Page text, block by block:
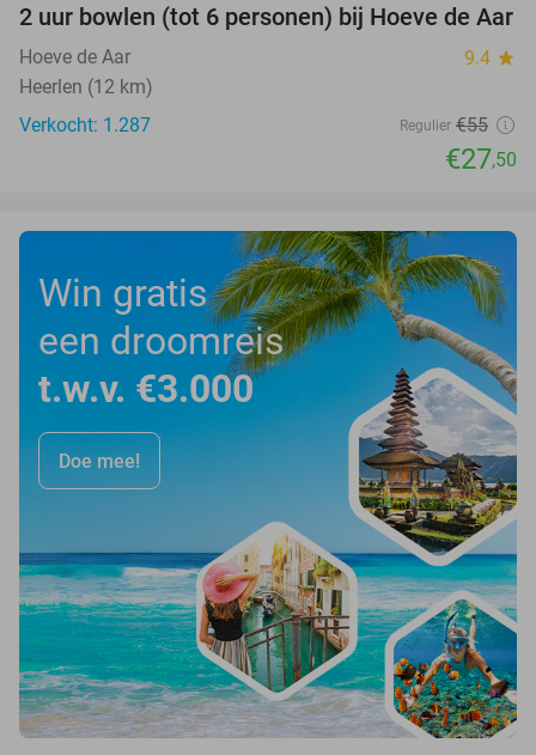
50%
2 uur bowlen (tot 6 personen) bij Hoeve de Aar
Hoeve de Aar 9.4 star
Heerlen (12 km)
Verkocht: 1.287
Regulier €55
€27,50
Win gratis
een droomreis
t.w.v. €3.000
Doe mee!